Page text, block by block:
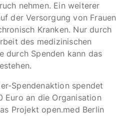
nehmen. Ein weiterer
der Versorgung von Frauen
Kranken. Nur durch
des medizinischen
durch Spenden kann das
Spendenaktion spendet
Euro an die Organisation
Projekt open.med Berlin